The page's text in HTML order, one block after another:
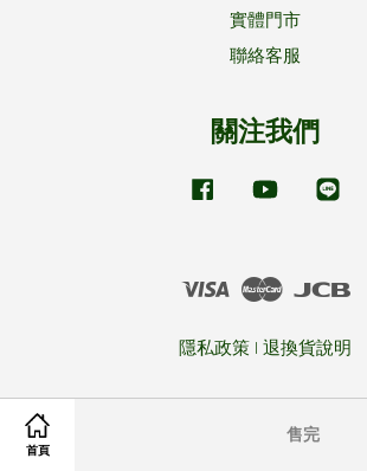
首頁
售完
實體門市
聯絡客服
關注我們
Facebook YouTube
Visa Master JCB
隱私政策 | 退換貨說明